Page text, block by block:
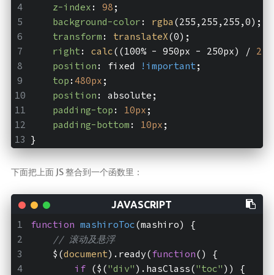
z-index : 98 ;
background-color : rgba (255,255,255,0);
transform : translateX(0);
right : calc((100% - 950px - 250px) / 2
position : fixed !important ;
top :480px ;
position : absolute;
padding-top : 10px ;
padding-bottom : 10px ;
}
下面把上面 JS 整合到一个函数里：
function mashiroToc(mashiro) {
// 滚动及悬浮
    $(
document).ready(function( ) {
if ($("div" ).hasClass("toc" )) {